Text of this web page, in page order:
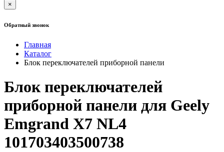
×
Обратный звонок
Главная
Каталог
Блок переключателей приборной панели
Блок переключателей
приборной панели для Geely
Emgrand X7 NL4
101703403500738